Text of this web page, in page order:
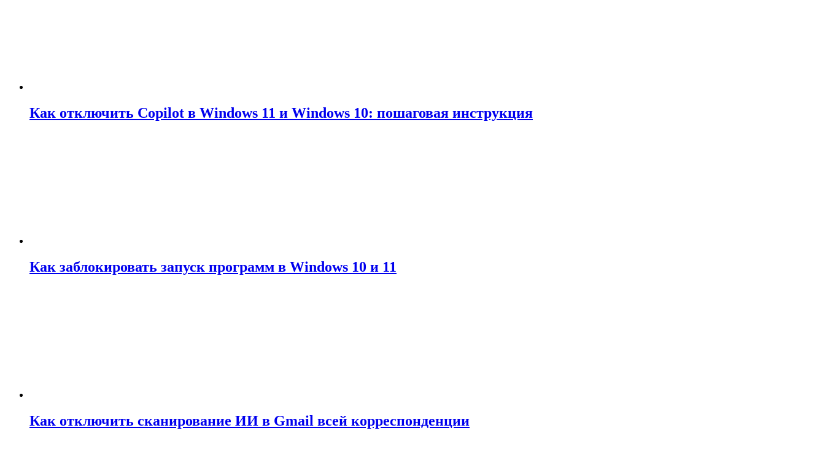
Как отключить Copilot в Windows 11 и Windows 10: пошаговая инструкция
Как заблокировать запуск программ в Windows 10 и 11
Как отключить сканирование ИИ в Gmail всей корреспонденции